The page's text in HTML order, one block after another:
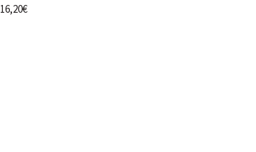
El
16,20€El